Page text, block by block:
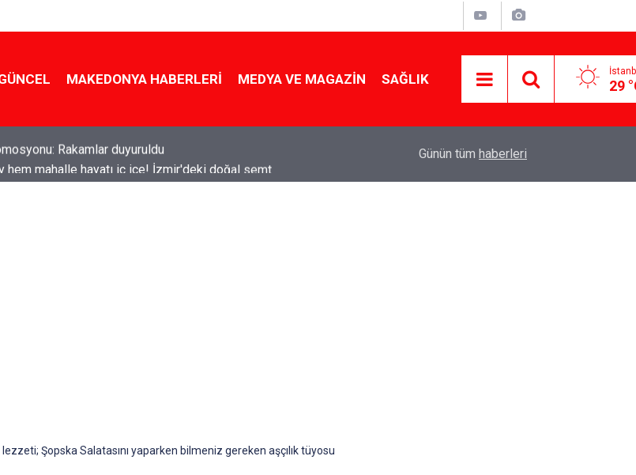
MAKEDONYA HABERLERI MEDYA VE MAGAZIN SAĞLIK 29
hem mahalle hayatı iç içe! İzmir'deki doğal semt
yapmanın sırrı
Günün tüm haberleri
Şopska Salatasını yaparken bilmeniz gereken aşçılık tüyosu